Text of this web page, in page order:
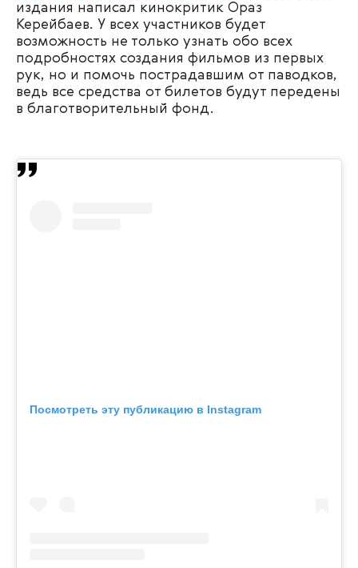
издания написал кинокритик Ораз
Керейбаев. У всех участников будет
возможность не только узнать обо всех
подробностях создания фильмов из первых
рук, но и помочь пострадавшим от паводков,
ведь все средства от билетов будут передены
в благотворительный фонд.
Посмотреть эту публикацию в Instagram